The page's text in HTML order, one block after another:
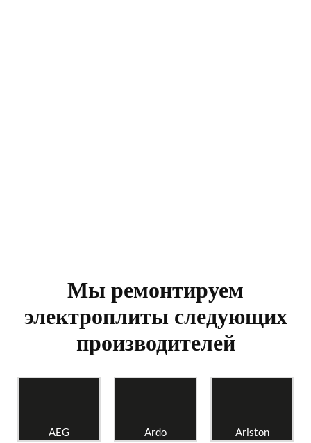
Мы ремонтируем
электроплиты следующих
производителей
AEG Ardo Ariston